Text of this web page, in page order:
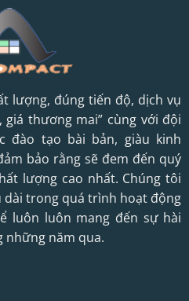
lượng, đúng tiến độ, dịch vụ
giá thương mai” cùng với đội
đào tạo bài bản, giàu kinh
bảo rằng sẽ đem đến quý
lượng cao nhất. Chúng tôi
dài trong quá trình hoạt động
luôn luôn mang đến sự hài
những năm qua.